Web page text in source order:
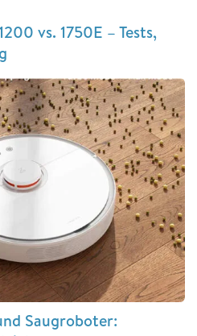
vs. 1750E – Tests,
Saugroboter: